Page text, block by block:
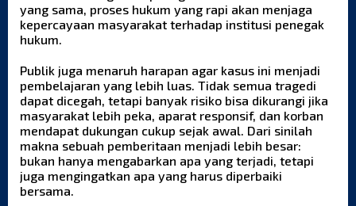
yang sama, proses hukum yang rapi akan menjaga
kepercayaan masyarakat terhadap institusi penegak
hukum.
Publik juga menaruh harapan agar kasus ini menjadi
pembelajaran yang lebih luas. Tidak semua tragedi
dapat dicegah, tetapi banyak risiko bisa dikurangi jika
masyarakat lebih peka, aparat responsif, dan korban
mendapat dukungan cukup sejak awal. Dari sinilah
makna sebuah pemberitaan menjadi lebih besar:
bukan hanya mengabarkan apa yang terjadi, tetapi
juga mengingatkan apa yang harus diperbaiki
bersama.